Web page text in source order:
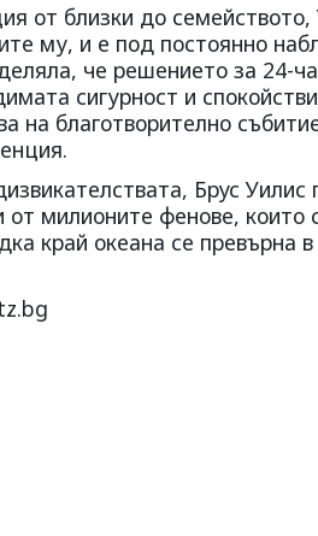
от близки до
му, и е под постоянно
че решението за 24-
сигурност и
на благотворително
Брус
от милионите фенове, които
край океана се превърна